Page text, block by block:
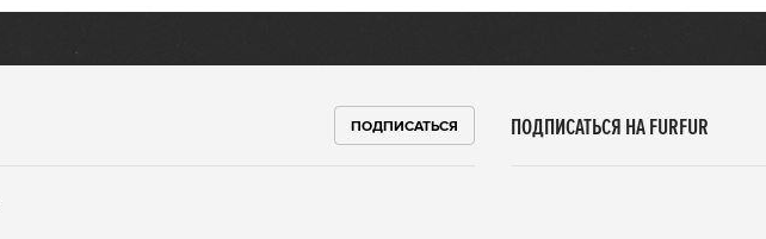
ПОДПИСАТЬСЯ ПОДПИСАТЬСЯ НА FURFUR